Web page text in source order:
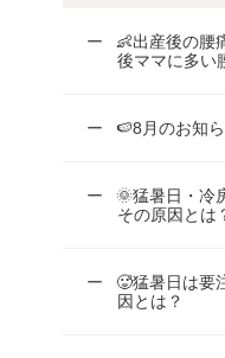
👶出産後の腰
後ママに多い
🍉8月のお知
🌞猛暑日・冷
その原因とは
🥵猛暑日は要
因とは？